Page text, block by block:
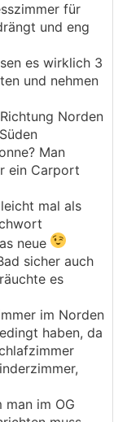
für
und eng
es wirklich 3
und nehmen
Norden
Man
ein Carport
mal als
neue
sicher auch
es
im Norden
haben, da
man im OG